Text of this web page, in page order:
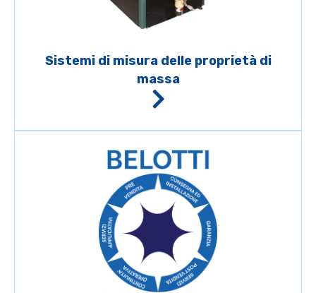
Sistemi di misura delle proprietà di
massa